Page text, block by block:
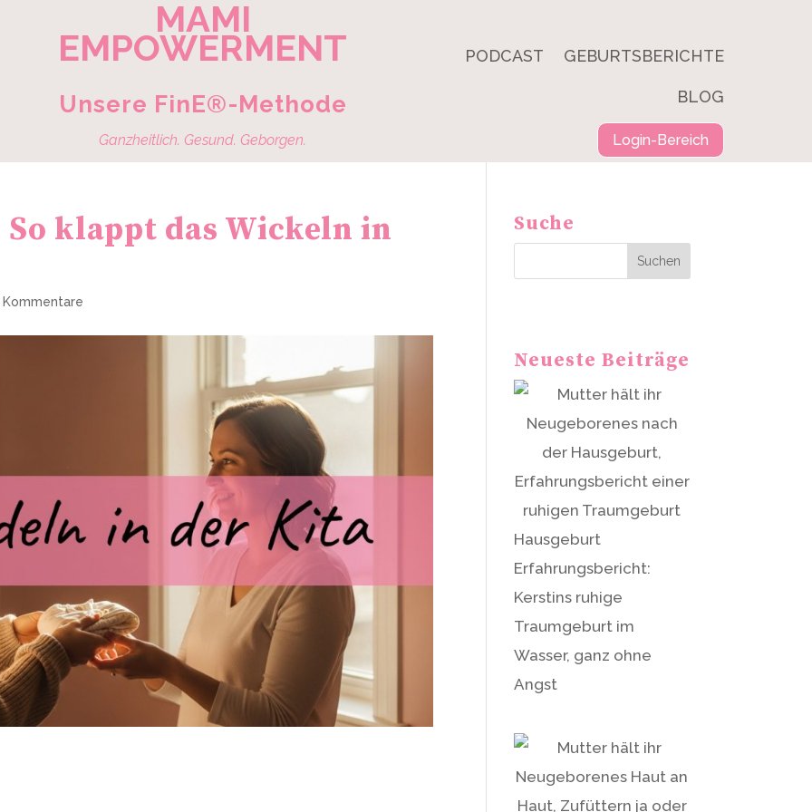
MAMI
EMPOWERMENT
Unsere FinE®-Methode
Ganzheitlich. Gesund. Geborgen.
PODCAST GEBURTSBERICHTE
BLOG
Login-Bereich
klappt das Wickeln in
Kommentare
Suche
Suchen
Neueste Beiträge
Hausgeburt
Erfahrungsbericht:
Kerstins ruhige
Traumgeburt im
Wasser, ganz ohne
Angst